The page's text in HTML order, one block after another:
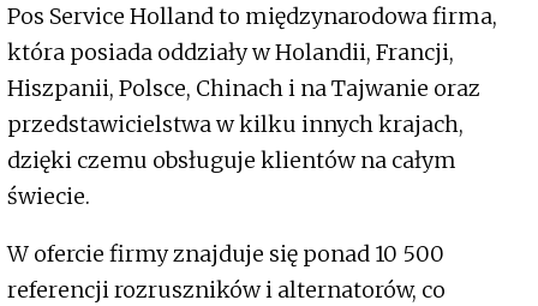
Pos Service Holland to międzynarodowa firma,
która posiada oddziały w Holandii, Francji,
Hiszpanii, Polsce, Chinach i na Tajwanie oraz
przedstawicielstwa w kilku innych krajach,
dzięki czemu obsługuje klientów na całym
świecie.
W ofercie firmy znajduje się ponad 10 500
referencji rozruszników i alternatorów, co